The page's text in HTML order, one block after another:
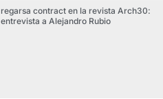
regarsa contract en la revista Arch30:
entrevista a Alejandro Rubio